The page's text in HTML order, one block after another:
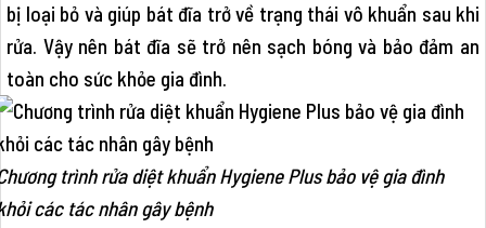
bị loại bỏ và giúp bát đĩa trở về trạng thái vô khuẩn sau khi
rửa. Vậy nên bát đĩa sẽ trở nên sạch bóng và bảo đảm an
toàn cho sức khỏe gia đình.
trình rửa diệt khuẩn Hygiene Plus bảo vệ gia đình
các tác nhân gây bệnh